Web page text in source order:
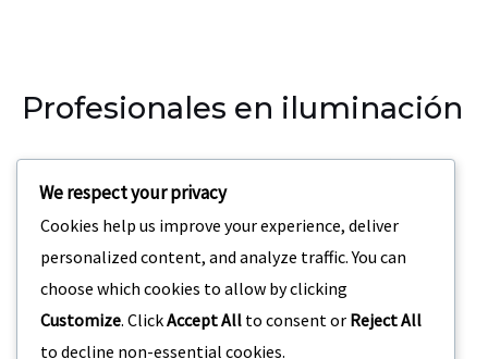
Profesionales en iluminación
Nuestra empresa se especializa en la iluminación para
eventos, teatros, discotecas.
Dirección:Carrera 69 C3 – 42 San Joaquin Medellin,
Colombia
We respect your privacy
Cookies help us improve your experience, deliver
personalized content, and analyze traffic. You can
choose which cookies to allow by clicking
Customize. ClickAccept All to consent or Reject All
to decline non-essential cookies.